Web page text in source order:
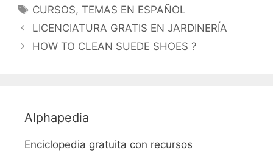
Etiquetas
CURSOS,TEMAS EN ESPAÑOL
LICENCIATURA GRATIS EN JARDINERÍA
HOW TO CLEAN SUEDE SHOES ?
Alphapedia
Enciclopedia gratuita con recursos